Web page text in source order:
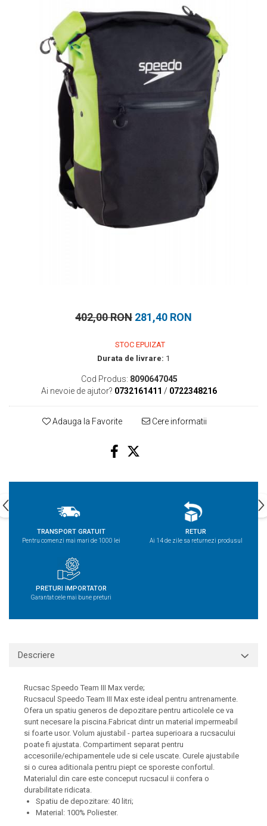
Accesorii inot
Genti si rucsacuri
Tricouri, pantaloni, bluze
Costume profesionale inot
402,00 RON 281,40 RON
STOC EPUIZAT
Durata de livrare: 1
Cod Produs: 8090647045
Ai nevoie de ajutor? 0732161411 / 0722348216
Adauga la Favorite Cere informatii
TRANSPORT GRATUIT
Pentru comenzi mai mari de 1000 lei
RETUR
Ai 14 de zile sa returnezi produsul
PRETURI IMPORTATOR
Garantat cele mai bune preturi
Descriere
Rucsac Speedo Team III Max verde;
Rucsacul Speedo Team III Max este ideal pentru antrenamente.
Ofera un spatiu generos de depozitare pentru articolele ce va
sunt necesare la piscina.Fabricat dintr un material impermeabil
si foarte usor. Volum ajustabil - partea superioara a rucsacului
poate fi ajustata. Compartiment separat pentru
accesoriile/echipamentele ude si cele uscate. Curele ajustabile
si o curea aditionala pentru piept ce sporeste confortul.
Materialul din care este conceput rucsacul ii confera o
durabilitate ridicata.
Spatiu de depozitare: 40 litri;
Material: 100% Poliester.